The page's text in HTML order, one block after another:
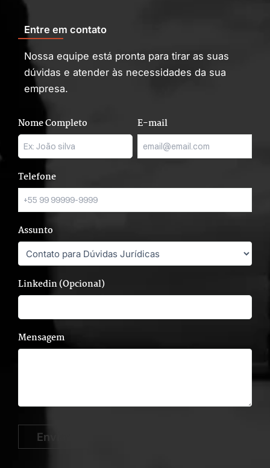
Nossa equipe está pronta para tirar as suas
dúvidas e atender às necessidades da sua
empresa.
Nome Completo
Assunto